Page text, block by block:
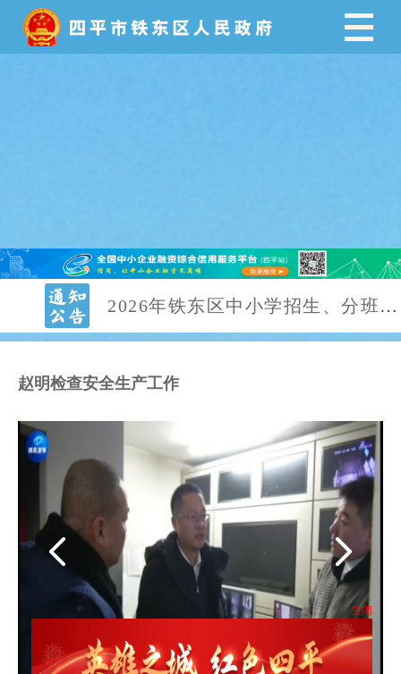
关闭
<--漂浮结束-->
2026年铁东区中小学招生、分班公告
赵明实地督导检查全国文明城市创建工作